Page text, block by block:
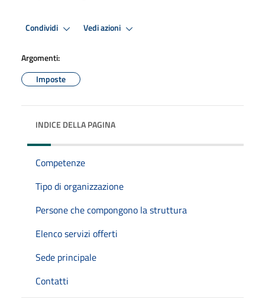
Condividi Vedi azioni
Argomenti:
Imposte
INDICE DELLA PAGINA
Competenze
Tipo di organizzazione
Persone che compongono la struttura
Elenco servizi offerti
Sede principale
Contatti